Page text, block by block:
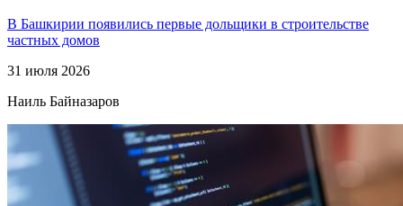
В Башкирии появились первые дольщики в строительстве
частных домов
31 июля 2026
Наиль Байназаров